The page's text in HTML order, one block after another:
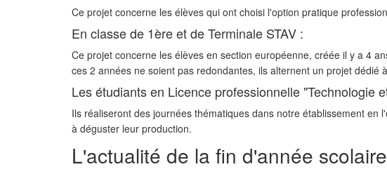
Ce projet concerne les élèves qui ont choisi l'option pratique
En classe de 1ère et de Terminale STAV :
Ce projet concerne les élèves en section européenne, créée il y a 4
ces 2 années ne soient pas redondantes, ils alternent un projet dédié
Les étudiants en Licence professionnelle "Technologie
Ils réaliseront des journées thématiques dans notre établissement
à déguster leur production.
L'actualité de la fin d'année scolaire